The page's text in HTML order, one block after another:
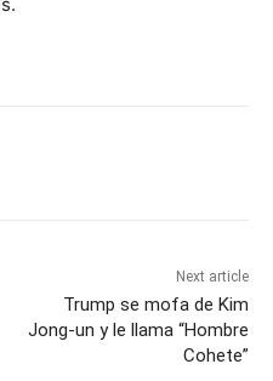
Next article
Trump se mofa de Kim
Jong-un y le llama “Hombre
Cohete”